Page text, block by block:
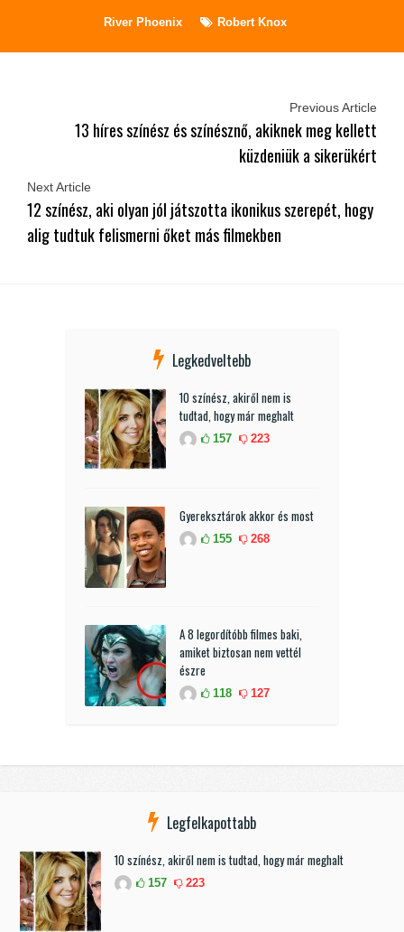
River Phoenix Robert Knox
Previous Article
13 híres színész és színésznő, akiknek meg kellett
küzdeniük a sikerükért
Next Article
12 színész, aki olyan jól játszotta ikonikus szerepét, hogy
alig tudtuk felismerni őket más filmekben
Legkedveltebb
10 színész, akiről nem is
tudtad, hogy már meghalt
157 223
Gyereksztárok akkor és most
155 268
A 8 legordítóbb filmes baki,
amiket biztosan nem vettél
észre
118 127
Legfelkapottabb
10 színész, akiről nem is tudtad, hogy már meghalt
157 223